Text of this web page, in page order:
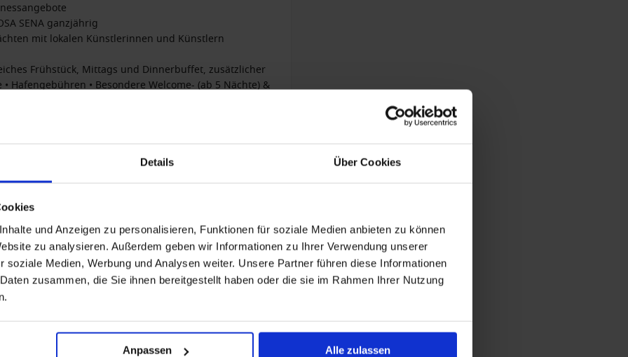
Details Über Cookies
und Anzeigen zu personalisieren, Funktionen für soziale Medien anbieten zu können
zu analysieren. Außerdem geben wir Informationen zu Ihrer Verwendung unserer
soziale Medien, Werbung und Analysen weiter. Unsere Partner führen diese Informationen
zusammen, die Sie ihnen bereitgestellt haben oder die sie im Rahmen Ihrer Nutzung
Anpassen Alle zulassen
SENA ganzjährig
mit lokalen Künstlerinnen und Künstlern
Frühstück, Mittags und Dinnerbuffet, zusätzlicher
Hafengebühren • Besondere Welcome- (ab 5 Nächte) &
in 2026: • VollpensionPlus: Umfangreiches
• Hochwertige Getränke ganztags inklusive (Tee,
Softdrinks, Sekt sowie eine Auswahl an Bier und
für Zusatzleistungen an Bord • Transfer zwischen
über A-ROSA gebucht • Umfangreiches Service-
und Slipper auf Anfrage an der Rezeption •
der Baröffnungszeiten) • Kostenfreier Verleih von E-
2027: • VollpensionPlus: Umfangreiches Frühstücks-,
ganztags inklusive: Wasser, Softdrinks, Säfte, Pils
Weiß- und Rotwein innerhalb der Baröffnungszeiten; Tee,
zur Kaffeezeit • Vorteilspreise für Zusatzleistungen an
und Schiff, wenn Anreise über A-ROSA gebucht •
Management • Bademantel und Slipper auf Anfrage
(Innerhalb der Baröffnungszeiten) •